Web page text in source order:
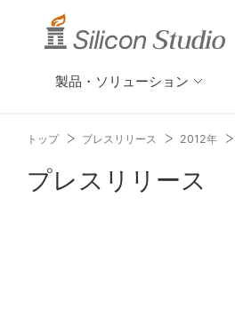
製品・ソリューション
トップ プレスリリース 2012年
プレスリリース